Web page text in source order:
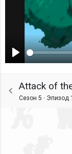
Воспроизвести
Attack of
Сезон 5 · Эпизод